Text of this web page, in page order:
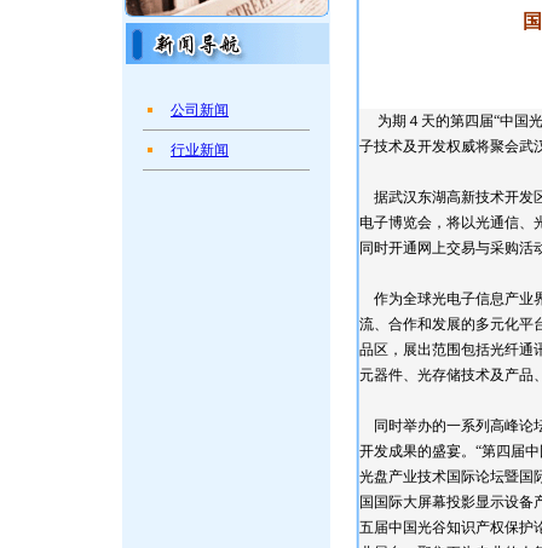
公司新闻
行业新闻
为期４天的第四届“中国
子技术及开发权威将聚会武
据武汉东湖高新技术开发
电子博览会，将以光通信、
同时开通网上交易与采购活
作为全球光电子信息产业
流、合作和发展的多元化平
品区，展出范围包括光纤通
元器件、光存储技术及产品
同时举办的一系列高峰论
开发成果的盛宴。“第四届
光盘产业技术国际论坛暨国
国国际大屏幕投影显示设备
五届中国光谷知识产权保护